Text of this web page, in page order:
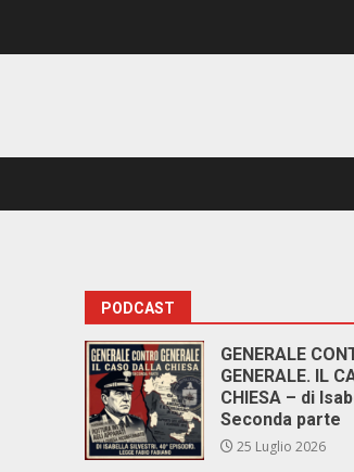
PODCAST
GENERALE
GENERALE. IL
CHIESA – di
Seconda parte
25 Luglio 2026